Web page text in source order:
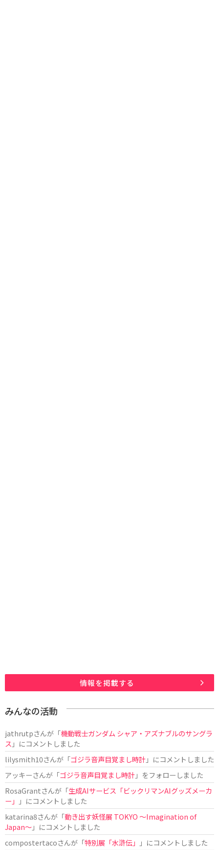
情報を掲載する
みんなの活動
jathrutpさんが「機動戦士ガンダム シャア・アズナブルのサングラ
ス 」にコメントしました
lilysmith10さんが「ゴジラ音声目覚まし時計」にコメントしました
アッキーさんが「ゴジラ音声目覚まし時計」をフォローしました
RosaGrantさんが「生成AIサービス「ビックリマンAIグッズメーカ
ー」
」にコメントしました
katarina8さんが「動き出す妖怪展 TOKYO 〜Imagination of
Japan〜」にコメントしました
compostertacoさんが「特別展「水滸伝」
」にコメントしました